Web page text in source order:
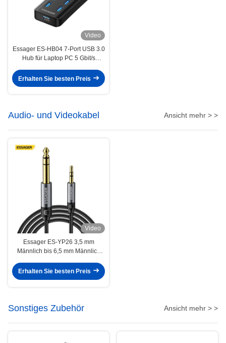
Video
Essager ES-HB04 7-Port USB 3.0
Hub für Laptop PC 5 Gbit/s
Erhalten Sie besten Preis
Audio- und Videokabel Ansicht mehr > >
Video
Essager ES-YP26 3,5 mm
Männlich bis 6,5 mm Männlich
Lautsprecher Verstärker
Erhalten Sie besten Preis
Sonstiges Zubehör Ansicht mehr > >